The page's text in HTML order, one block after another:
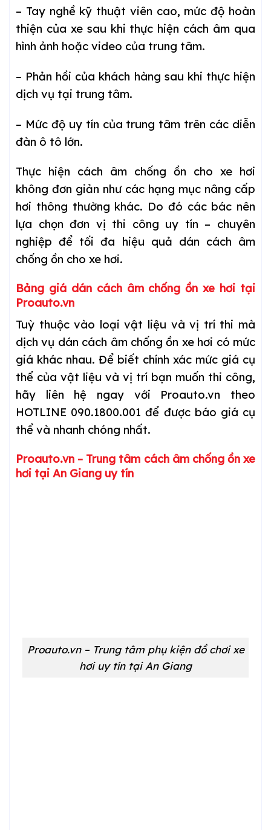
– Tay nghề kỹ thuật viên cao, mức độ hoàn
thiện của xe sau khi thực hiện cách âm qua
hình ảnh hoặc video của trung tâm.
– Phản hồi của khách hàng sau khi thực hiện
dịch vụ tại trung tâm.
– Mức độ uy tín của trung tâm trên các diễn
đàn ô tô lớn.
Thực hiện cách âm chống ồn cho xe hơi
không đơn giản như các hạng mục nâng cấp
hơi thông thường khác. Do đó các bác nên
lựa chọn đơn vị thi công uy tín – chuyên
nghiệp để tối đa hiệu quả dán cách âm
chống ồn cho xe hơi.
Bảng giá dán cách âm chống ồn xe hơi tại
Proauto.vn
Tuỳ thuộc vào loại vật liệu và vị trí thi mà
dịch vụ dán cách âm chống ồn xe hơi có mức
giá khác nhau. Để biết chính xác mức giá cụ
thể của vật liệu và vị trí bạn muốn thi công,
hãy liên hệ ngay với Proauto.vn theo
HOTLINE 090.1800.001 để được báo giá cụ
thể và nhanh chóng nhất.
Proauto.vn – Trung tâm cách âm chống ồn xe
hơi tại An Giang uy tín
Proauto.vn – Trung tâm phụ kiện đồ chơi xe
hơi uy tín tại An Giang